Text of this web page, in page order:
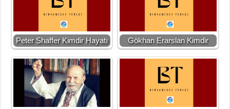
Peter Shaffer Kimdir Hayatı Gökhan Erarslan Kimdir